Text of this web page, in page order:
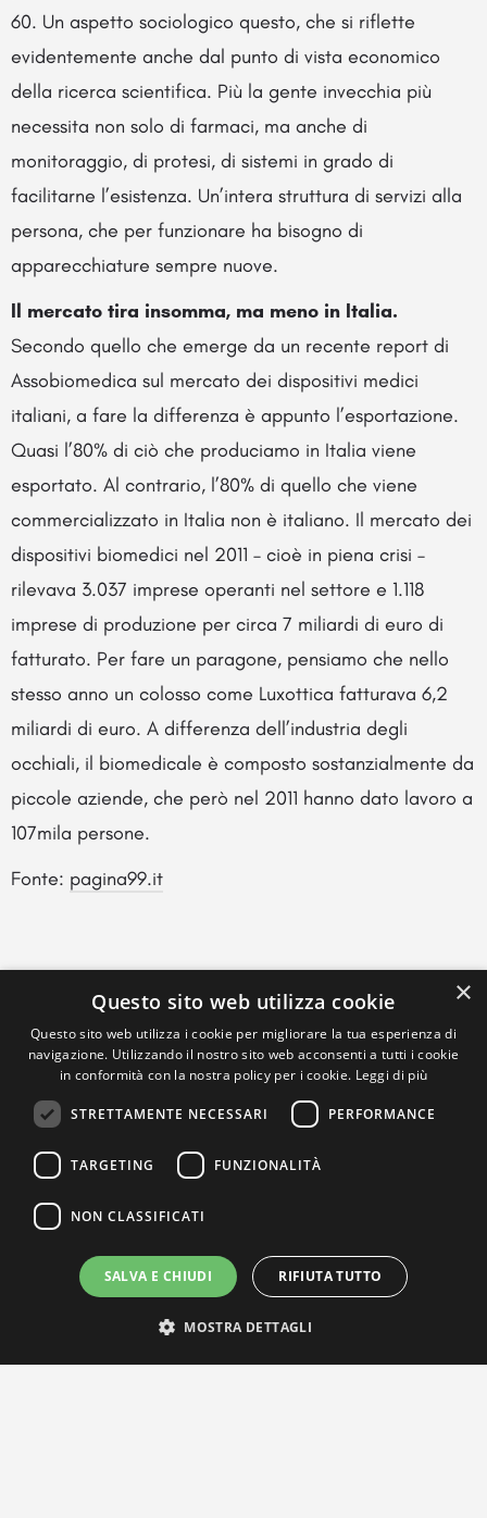
60. Un aspetto sociologico questo, che si riflette
evidentemente anche dal punto di vista economico
della ricerca scientifica. Più la gente invecchia più
necessita non solo di farmaci, ma anche di
monitoraggio, di protesi, di sistemi in grado di
facilitarne l’esistenza. Un’intera struttura di servizi alla
persona, che per funzionare ha bisogno di
apparecchiature sempre nuove.
Il mercato tira insomma, ma meno in Italia.
Secondo quello che emerge da un recente report di
Assobiomedica sul mercato dei dispositivi medici
italiani, a fare la differenza è appunto l’esportazione.
Quasi l’80% di ciò che produciamo in Italia viene
esportato. Al contrario, l’80% di quello che viene
commercializzato in Italia non è italiano. Il mercato dei
dispositivi biomedici nel 2011 – cioè in piena crisi –
rilevava 3.037 imprese operanti nel settore e 1.118
imprese di produzione per circa 7 miliardi di euro di
fatturato. Per fare un paragone, pensiamo che nello
stesso anno un colosso come Luxottica fatturava 6,2
miliardi di euro. A differenza dell’industria degli
occhiali, il biomedicale è composto sostanzialmente da
piccole aziende, che però nel 2011 hanno dato lavoro a
107mila persone.
Fonte: pagina99.it
×
Questo sito web utilizza cookie
Questo sito web utilizza i cookie per migliorare la tua esperienza di
navigazione. Utilizzando il nostro sito web acconsenti a tutti i cookie
in conformità con la nostra policy per i cookie. Leggi di più
STRETTAMENTE NECESSARI PERFORMANCE
TARGETING FUNZIONALITÀ
NON CLASSIFICATI
SALVA E CHIUDI RIFIUTA TUTTO
MOSTRA DETTAGLI